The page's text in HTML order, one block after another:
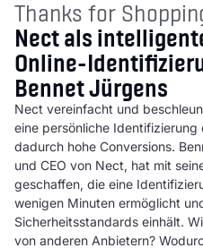
Thanks for
Nect als
Online-
Bennet Jürgens
Nect vereinfacht und
eine persönliche
dadurch hohe Conversions.
und CEO von Nect, hat mit
geschaffen, die eine
wenigen Minuten ermöglicht
Sicherheitsstandards einhält.
von anderen Anbietern?